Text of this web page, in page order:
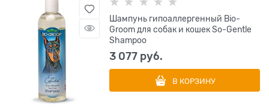
Шампунь гипоаллергенный Bio-
Groom для собак и кошек So-Gentle
Shampoo
3 077 руб.
В КОРЗИНУ